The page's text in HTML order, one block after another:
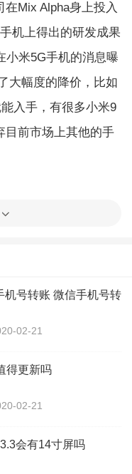
Mix Alpha身上投入
机上得出的研发成果
小米5G手机的消息曝
大幅度的降价，比如
入手，有很多小米9
目前市场上其他的手
表现，将支持100W
容量的大电池仅需
超级快充，更
不敢想的，充电速
，小米10在拍照摄
是最吸引拍照达人
机号转账 微信手机号转
02-21
得更新吗
02-21
会有14寸屏吗